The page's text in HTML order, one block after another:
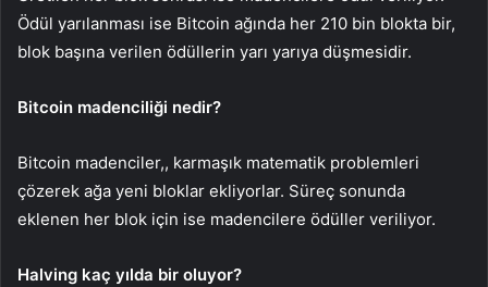
Ödül yarılanması ise Bitcoin ağında her 210 bin blokta bir,
blok başına verilen ödüllerin yarı yarıya düşmesidir.
Bitcoin madenciliği nedir?
Bitcoin madenciler,, karmaşık matematik problemleri
çözerek ağa yeni bloklar ekliyorlar. Süreç sonunda
eklenen her blok için ise madencilere ödüller veriliyor.
Halving kaç yılda bir oluyor?